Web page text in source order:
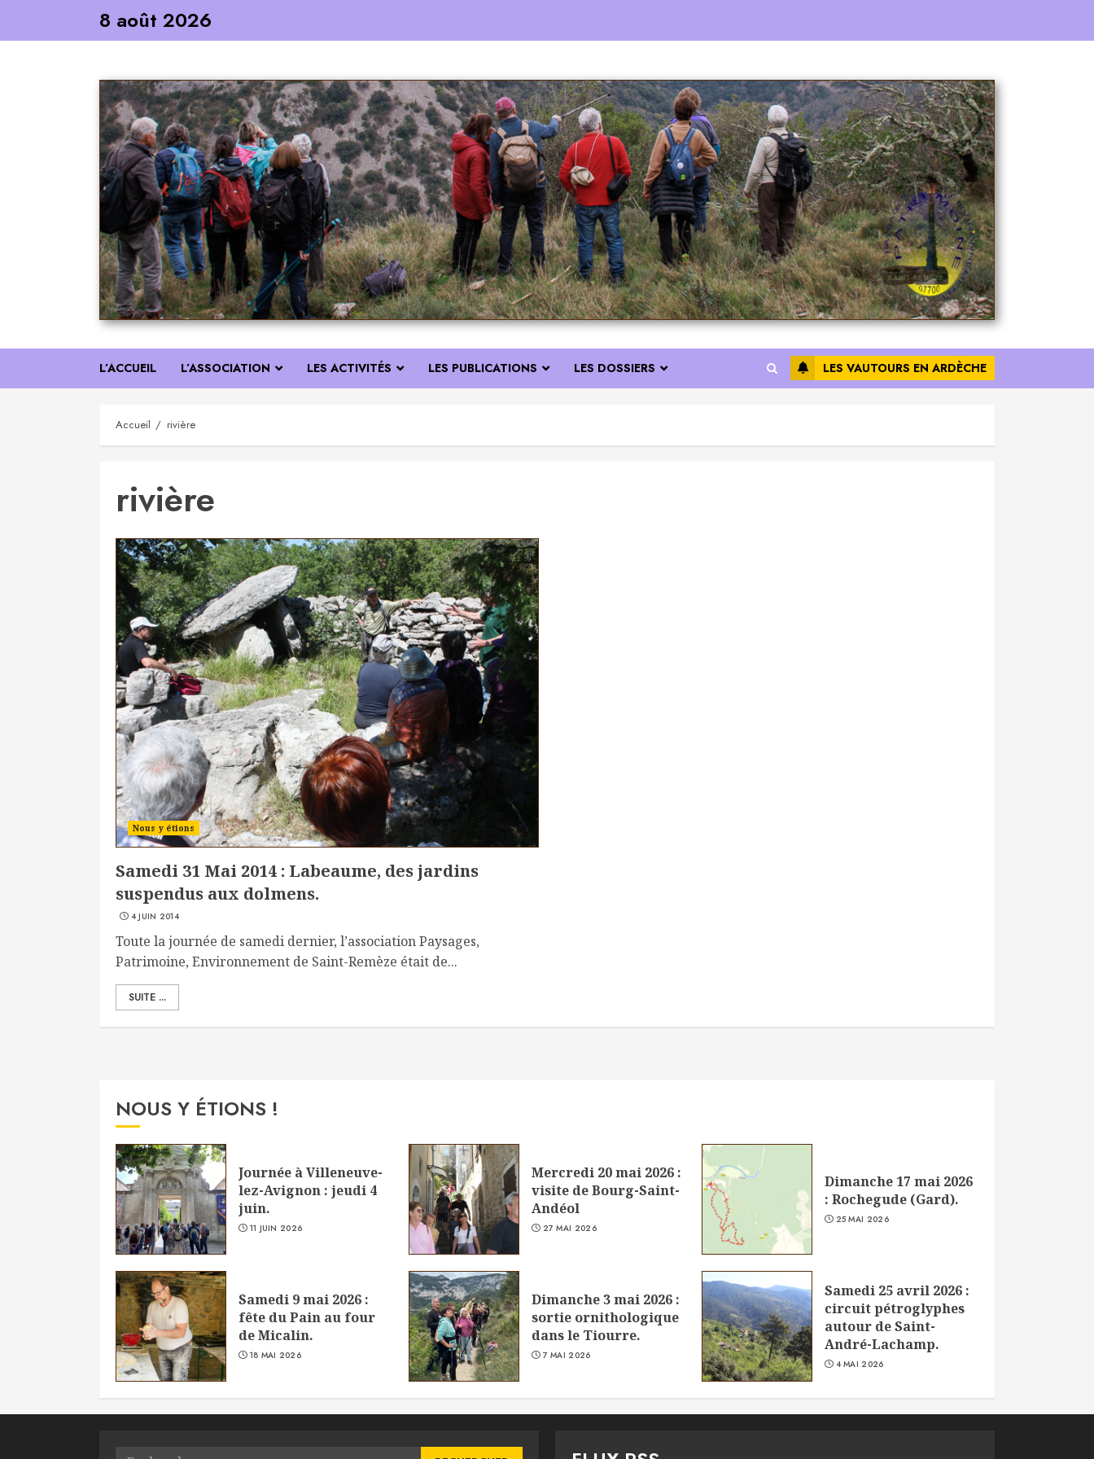
8 août 2026
L’ACCUEIL L’ASSOCIATION LES ACTIVITÉS LES PUBLICATIONS LES DOSSIERS LES VAUTOURS EN ARDÈCHE
Accueil rivière
rivière
Nous y étions
Samedi 31 Mai 2014 : Labeaume, des jardins
suspendus aux dolmens.
4 JUIN 2014
Toute la journée de samedi dernier, l’association Paysages,
Patrimoine, Environnement de Saint-Remèze était de...
SUITE ...
NOUS Y ÉTIONS !
Journée à Villeneuve-
lez-Avignon : jeudi 4
juin.
11 JUIN 2026
Mercredi 20 mai 2026 :
visite de Bourg-Saint-
Andéol
27 MAI 2026
Dimanche 17 mai 2026
: Rochegude (Gard).
25 MAI 2026
Samedi 9 mai 2026 :
fête du Pain au four
de Micalin.
18 MAI 2026
Dimanche 3 mai 2026 :
sortie ornithologique
dans le Tiourre.
7 MAI 2026
Samedi 25 avril 2026 :
circuit pétroglyphes
autour de Saint-
André-Lachamp.
4 MAI 2026